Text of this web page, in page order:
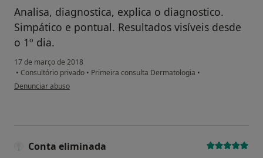
Analisa, diagnostica, explica o diagnostico.
Simpático e pontual. Resultados visíveis desde
o 1º dia.
17 de março de 2018
• Consultório privado • Primeira consulta Dermatologia •
na opinião do utilizador Conta eliminada
Denunciar abuso
Conta eliminada